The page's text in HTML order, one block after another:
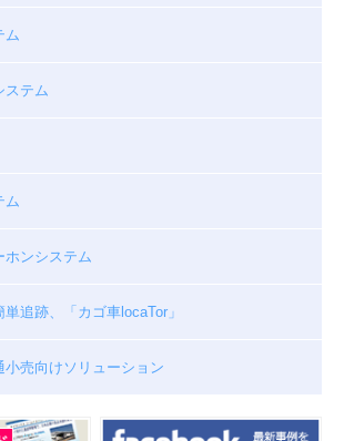
ム
ステム
ム
ホンシステム
追跡、「カゴ車locaTor」
小売向けソリューション